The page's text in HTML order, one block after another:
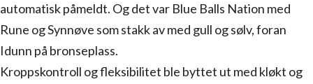
automatisk påmeldt. Og det var Blue Balls Nation med
Rune og Synnøve som stakk av med gull og sølv, foran
Idunn på bronseplass.
Kroppskontroll og fleksibilitet ble byttet ut med kløkt og